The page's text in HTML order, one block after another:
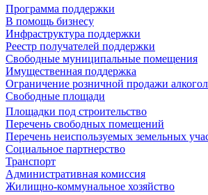
Программа поддержки
В помощь бизнесу
Инфраструктура поддержки
Реестр получателей поддержки
Свободные муниципальные помещения
Имущественная поддержка
Ограничение розничной продажи
Свободные площади
Площадки под строительство
Перечень свободных помещений
Перечень неиспользуемых земельных
Социальное партнерство
Транспорт
Административная комиссия
Жилищно-коммунальное хозяйство